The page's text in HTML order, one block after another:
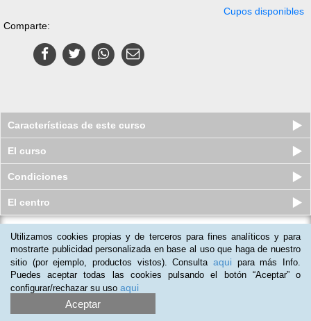
Cupos disponibles
Comparte:
Características de este curso
El curso
Condiciones
El centro
Pack de 2 Cursos virtuales (Online)
de Sistema de Gestión de l...
Cupos disponibles
$ 461.000 $94.000
Utilizamos cookies propias y de terceros para fines analíticos y para
mostrarte publicidad personalizada en base al uso que haga de nuestro
sitio (por ejemplo, productos vistos). Consulta aqui para más Info.
Puedes aceptar todas las cookies pulsando el botón “Aceptar” o
configurar/rechazar su uso aqui
Aceptar